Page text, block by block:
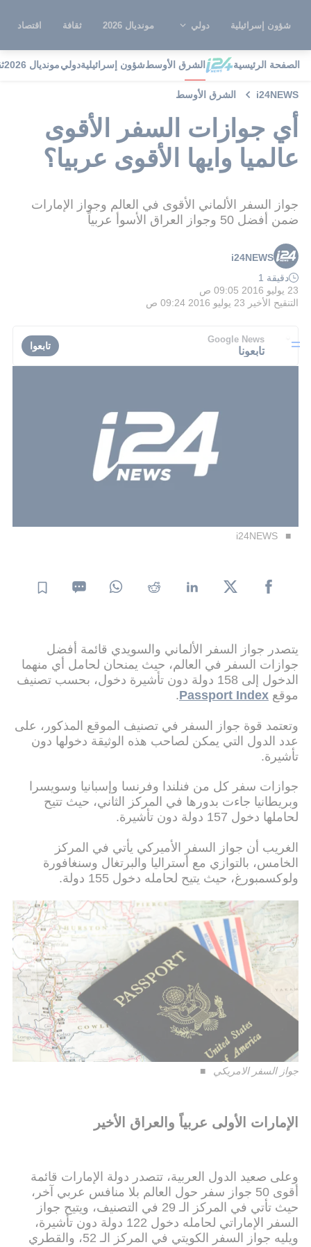
شؤون إسرائيلية دولي مونديال 2026 ثقافة اقتصاد
الصفحة الرئيسية الشرق الأوسطشؤون إسرائيليةدوليمونديال 2026
i24NEWS الشرق الأوسط
أي جوازات السفر الأقوى
عالميا وايها الأقوى عربيا؟
جواز السفر الألماني الأقوى في العالم وجواز الإمارات
ضمن أفضل 50 وجواز العراق الأسوأ عربياً
i24NEWS
دقيقة 1
23 يوليو 2016 09:05 ص
التنقيح الأخير 23 يوليو 2016 09:24 ص
Google News
تابعونا تابعوا
i24NEWS
يتصدر جواز السفر الألماني والسويدي قائمة أفضل
جوازات السفر في العالم، حيث يمنحان لحامل أي منهما
الدخول إلى 158 دولة دون تأشيرة دخول، بحسب تصنيف
موقع Passport Index
.
وتعتمد قوة جواز السفر في تصنيف الموقع المذكور، على
عدد الدول التي يمكن لصاحب هذه الوثيقة دخولها دون
تأشيرة.
جوازات سفر كل من فنلندا وفرنسا وإسبانيا وسويسرا
وبريطانيا جاءت بدورها في المركز الثاني، حيث تتيح
لحاملها دخول 157 دولة دون تأشيرة.
الغريب أن جواز السفر الأميركي يأتي في المركز
الخامس، بالتوازي مع أستراليا والبرتغال وسنغافورة
ولوكسمبورغ، حيث يتيح لحامله دخول 155 دولة.
جواز السفر الامريكي
الإمارات الأولى عربياً والعراق الأخير
وعلى صعيد الدول العربية، تتصدر دولة الإمارات قائمة
أقوى 50 جواز سفر حول العالم بلا منافس عربي آخر،
حيث تأتي في المركز الـ 29 في التصنيف، ويتيح جواز
السفر الإماراتي لحامله دخول 122 دولة دون تأشيرة،
ويليه جواز السفر الكويتي في المركز الـ 52، والقطري